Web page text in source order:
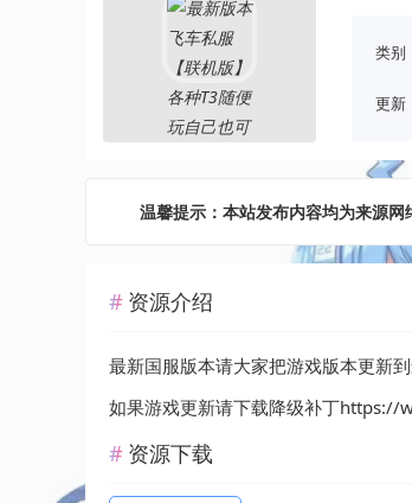
类别
更新
温馨提示：本站发布内容均为来源
资源介绍
最新国服版本请大家把游戏版本更新
如果游戏更新请下载降级补丁
资源下载